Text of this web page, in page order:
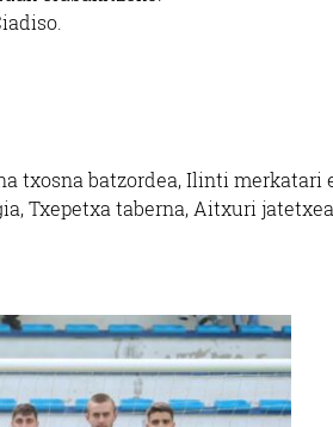
txosna batzordea, Ilinti
Txepetxa taberna, Aitxuri